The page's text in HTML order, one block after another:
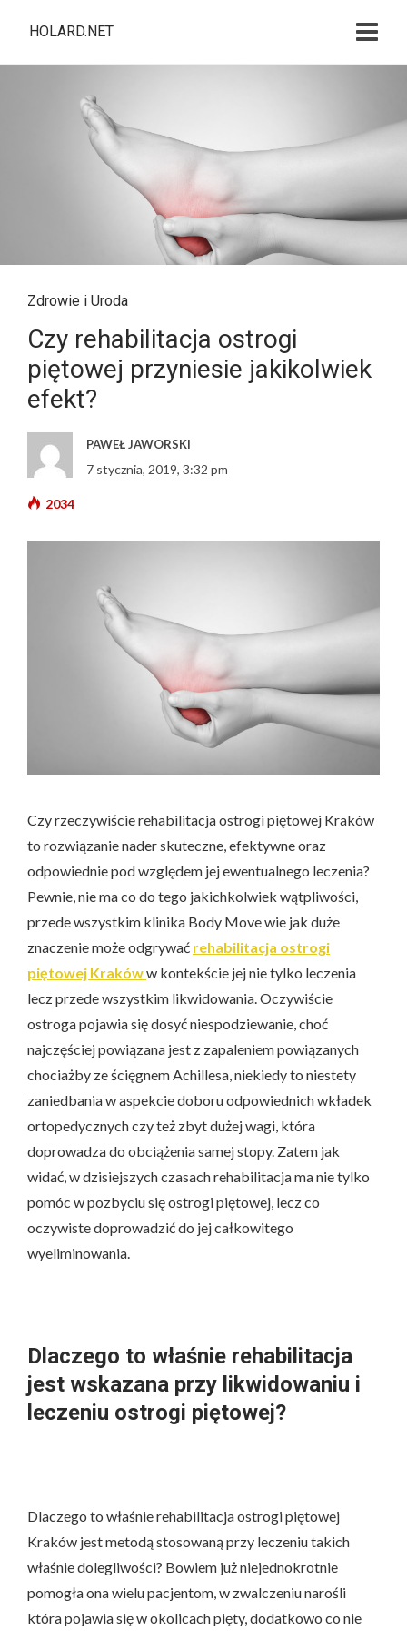
HOLARD.NET
Zdrowie i Uroda
Czy rehabilitacja ostrogi
piętowej przyniesie jakikolwiek
efekt?
PAWEŁ JAWORSKI
7 stycznia, 2019, 3:32 pm
2034
Czy rzeczywiście rehabilitacja ostrogi piętowej Kraków
to rozwiązanie nader skuteczne, efektywne oraz
odpowiednie pod względem jej ewentualnego leczenia?
Pewnie, nie ma co do tego jakichkolwiek wątpliwości,
przede wszystkim klinika Body Move wie jak duże
znaczenie może odgrywać rehabilitacja ostrogi
piętowej Krakóww kontekście jej nie tylko leczenia
lecz przede wszystkim likwidowania. Oczywiście
ostroga pojawia się dosyć niespodziewanie, choć
najczęściej powiązana jest z zapaleniem powiązanych
chociażby ze ścięgnem Achillesa, niekiedy to niestety
zaniedbania w aspekcie doboru odpowiednich wkładek
ortopedycznych czy też zbyt dużej wagi, która
doprowadza do obciążenia samej stopy. Zatem jak
widać, w dzisiejszych czasach rehabilitacja ma nie tylko
pomóc w pozbyciu się ostrogi piętowej, lecz co
oczywiste doprowadzić do jej całkowitego
wyeliminowania.
Dlaczego to właśnie rehabilitacja
jest wskazana przy likwidowaniu i
leczeniu ostrogi piętowej?
Dlaczego to właśnie rehabilitacja ostrogi piętowej
Kraków jest metodą stosowaną przy leczeniu takich
właśnie dolegliwości? Bowiem już niejednokrotnie
pomogła ona wielu pacjentom, w zwalczeniu narośli
która pojawia się w okolicach pięty, dodatkowo co nie